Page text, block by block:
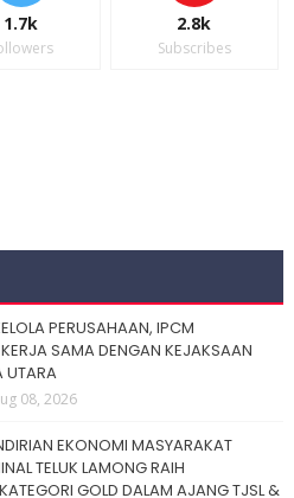
1.7k 2.8k
Subscribes
PERUSAHAAN, IPCM
SAMA DENGAN KEJAKSAAN
UTARA
08, 2026
EKONOMI MASYARAKAT
TELUK LAMONG RAIH
GOLD DALAM AJANG TJSL &